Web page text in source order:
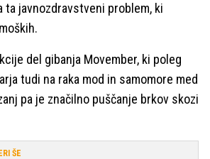
ta javnozdravstveni problem, ki
del gibanja Movember, ki poleg
tudi na raka mod in samomore med
pa je značilno puščanje brkov skozi
ŠE